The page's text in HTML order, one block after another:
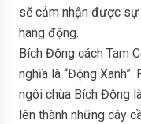
sẽ cảm nhận được
hang động.
Bích Động cách Tam
nghĩa là “Động
ngôi chùa Bích Động
lên thành những cây